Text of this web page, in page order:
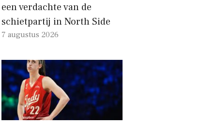
een verdachte van de
schietpartij in North Side
7 augustus 2026